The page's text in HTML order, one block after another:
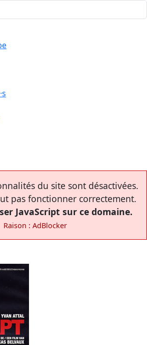
du site sont désactivées.
pas fonctionner correctement.
JavaScript sur ce domaine.
Raison : AdBlocker